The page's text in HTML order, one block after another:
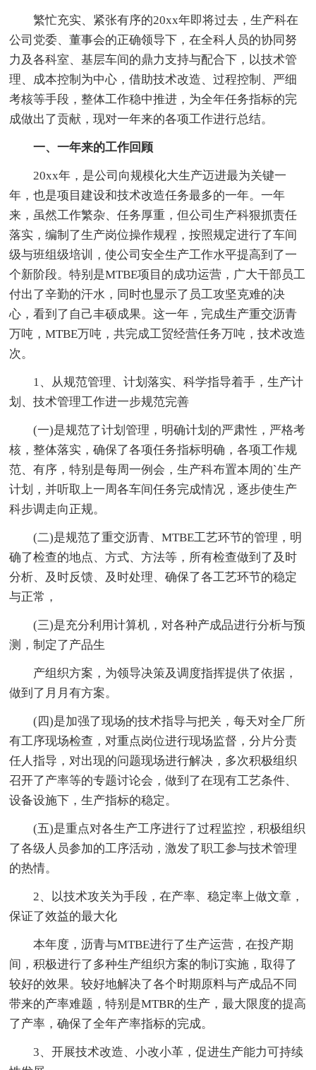
繁忙充实、紧张有序的20xx年即将过去，生产科在
公司党委、董事会的正确领导下，在全科人员的协同努
力及各科室、基层车间的鼎力支持与配合下，以技术管
理、成本控制为中心，借助技术改造、过程控制、严细
考核等手段，整体工作稳中推进，为全年任务指标的完
成做出了贡献，现对一年来的各项工作进行总结。
一、一年来的工作回顾
20xx年，是公司向规模化大生产迈进最为关键一
年，也是项目建设和技术改造任务最多的一年。一年
来，虽然工作繁杂、任务厚重，但公司生产科狠抓责任
落实，编制了生产岗位操作规程，按照规定进行了车间
级与班组级培训，使公司安全生产工作水平提高到了一
个新阶段。特别是MTBE项目的成功运营，广大干部员工
付出了辛勤的汗水，同时也显示了员工攻坚克难的决
心，看到了自己丰硕成果。这一年，完成生产重交沥青
万吨，MTBE万吨，共完成工贸经营任务万吨，技术改造
次。
1、从规范管理、计划落实、科学指导着手，生产计
划、技术管理工作进一步规范完善
(一)是规范了计划管理，明确计划的严肃性，严格考
核，整体落实，确保了各项任务指标明确，各项工作规
范、有序，特别是每周一例会，生产科布置本周的`生产
计划，并听取上一周各车间任务完成情况，逐步使生产
科步调走向正规。
(二)是规范了重交沥青、MTBE工艺环节的管理，明
确了检查的地点、方式、方法等，所有检查做到了及时
分析、及时反馈、及时处理、确保了各工艺环节的稳定
与正常，
(三)是充分利用计算机，对各种产成品进行分析与预
测，制定了产品生
产组织方案，为领导决策及调度指挥提供了依据，
做到了月月有方案。
(四)是加强了现场的技术指导与把关，每天对全厂所
有工序现场检查，对重点岗位进行现场监督，分片分责
任人指导，对出现的问题现场进行解决，多次积极组织
召开了产率等的专题讨论会，做到了在现有工艺条件、
设备设施下，生产指标的稳定。
(五)是重点对各生产工序进行了过程监控，积极组织
了各级人员参加的工序活动，激发了职工参与技术管理
的热情。
2、以技术攻关为手段，在产率、稳定率上做文章，
保证了效益的最大化
本年度，沥青与MTBE进行了生产运营，在投产期
间，积极进行了多种生产组织方案的制订实施，取得了
较好的效果。较好地解决了各个时期原料与产成品不同
带来的产率难题，特别是MTBR的生产，最大限度的提高
了产率，确保了全年产率指标的完成。
3、开展技术改造、小改小革，促进生产能力可持续